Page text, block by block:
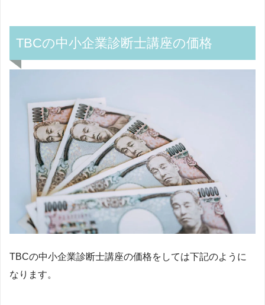
TBCの中小企業診断士講座の価格
TBCの中小企業診断士講座の価格をしては下記のように
なります。